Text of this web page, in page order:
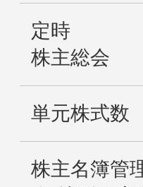
定時
株主総会
単元株式数
株主名簿管